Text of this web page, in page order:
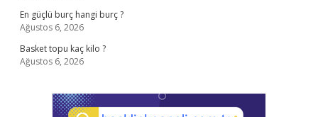
En güçlü burç hangi burç ?
Ağustos 6, 2026
Basket topu kaç kilo ?
Ağustos 6, 2026